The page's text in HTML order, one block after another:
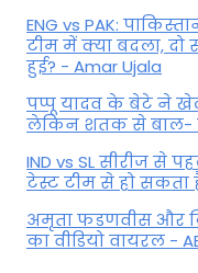
ENG vs PAK:
टीम में क्या बदला, दो
हुई? - Amar Ujala
पप्पू यादव के बेटे ने
लेकिन शतक से बाल-
IND vs SL सीरीज से
टेस्ट टीम से हो सकता
अमृता फडणवीस और
का वीडियो वायरल -